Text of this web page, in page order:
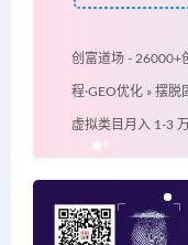
创富道场 - 26000+
程·GEO优化 » 摆脱
虚拟类目月入 1-3 万